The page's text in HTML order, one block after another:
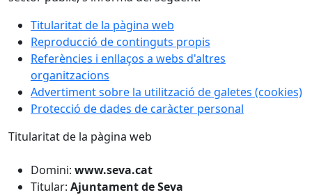
Titularitat de la pàgina web
Reproducció de continguts propis
Referències i enllaços a webs d'altres
organitzacions
Advertiment sobre la utilització de galetes (cookies)
Protecció de dades de caràcter personal​
Titularitat de la pàgina web
Domini: www.seva.cat
Titular: Ajuntament de Seva